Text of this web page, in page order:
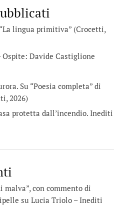
lingua primitiva” (Crocetti,
Ospite: Davide Castiglione
Su “Poesia completa” di
2026)
protetta dall’incendio. Inediti
con commento di
su Lucia Triolo – Inediti